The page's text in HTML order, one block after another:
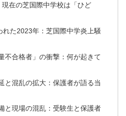
在の芝国際中学校は「ひど
れた2023年：芝国際中学炎上騒
不合格者」の衝撃：何が起きて
と混乱の拡大：保護者が語る当
と現場の混乱：受験生と保護者